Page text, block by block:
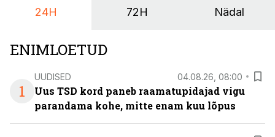
24H 72H Nädal
ENIMLOETUD
1
UUDISED 04.08.26, 08:00
Uus TSD kord paneb raamatupidajad vigu
parandama kohe, mitte enam kuu lõpus